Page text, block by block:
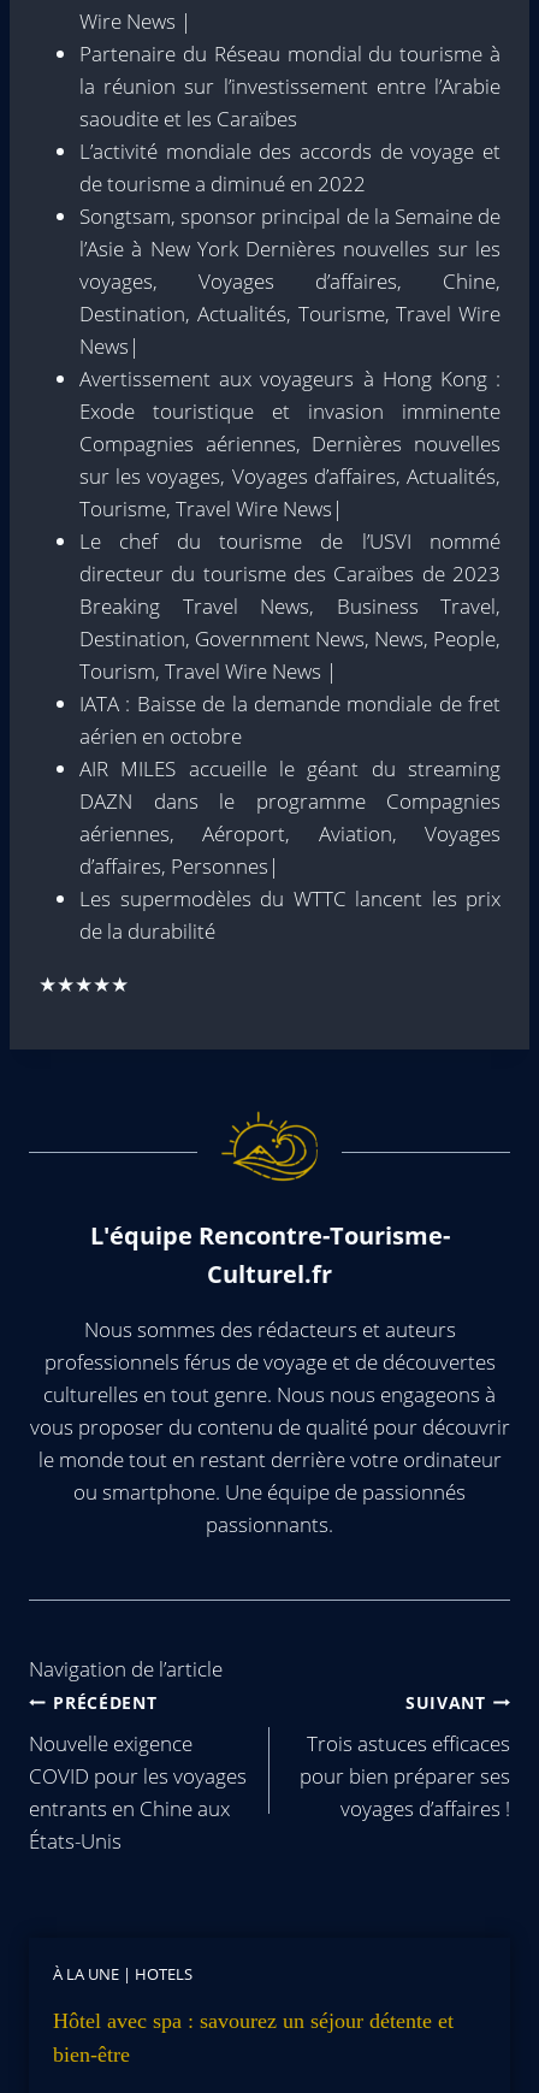
Wire News |
Partenaire du Réseau mondial du tourisme à
la réunion sur l’investissement entre l’Arabie
saoudite et les Caraïbes
L’activité mondiale des accords de voyage et
de tourisme a diminué en 2022
Songtsam, sponsor principal de la Semaine de
l’Asie à New York Dernières nouvelles sur les
voyages, Voyages d’affaires, Chine,
Destination, Actualités, Tourisme, Travel Wire
News|
Avertissement aux voyageurs à Hong Kong :
Exode touristique et invasion imminente
Compagnies aériennes, Dernières nouvelles
sur les voyages, Voyages d’affaires, Actualités,
Tourisme, Travel Wire News|
Le chef du tourisme de l’USVI nommé
directeur du tourisme des Caraïbes de 2023
Breaking Travel News, Business Travel,
Destination, Government News, News, People,
Tourism, Travel Wire News |
IATA : Baisse de la demande mondiale de fret
aérien en octobre
AIR MILES accueille le géant du streaming
DAZN dans le programme Compagnies
aériennes, Aéroport, Aviation, Voyages
d’affaires, Personnes|
Les supermodèles du WTTC lancent les prix
de la durabilité
★★★★★
L'équipe Rencontre-Tourisme-
Culturel.fr
Nous sommes des rédacteurs et auteurs
professionnels férus de voyage et de découvertes
culturelles en tout genre. Nous nous engageons à
vous proposer du contenu de qualité pour découvrir
le monde tout en restant derrière votre ordinateur
ou smartphone. Une équipe de passionnés
passionnants.
Navigation de l’article
PRÉCÉDENT
Nouvelle exigence
COVID pour les voyages
entrants en Chine aux
États-Unis
SUIVANT
Trois astuces efficaces
pour bien préparer ses
voyages d’affaires !
À LA UNE | HOTELS
Hôtel avec spa : savourez un séjour détente et
bien-être